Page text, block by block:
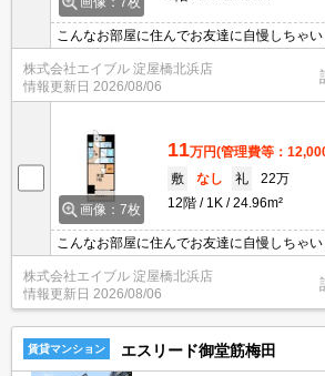
こんなお部屋に住んでお友達に自慢しちゃい
アコン洗浄代13,200円。退去時清掃費
をお好みの方に。TVモニターホンで安心生
株式会社エイブル 淀屋橋北浜店
情報更新日 2026/08/06
画像：7枚
11万円(管理費等：
敷
なし 礼
22万
12階
1K 24.96m²
こんなお部屋に住んでお友達に自慢しちゃい
株式会社エイブル 淀屋橋北浜店
情報更新日 2026/08/06
賃貸マンション エスリード御堂筋梅田